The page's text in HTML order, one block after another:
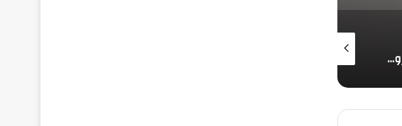
هيئة الأمر بالمعروف في الباحة تُفعّل الحافلة التوعوية بمهرجان العسل الدولي الثامن عشر
منذ 3 ساعات